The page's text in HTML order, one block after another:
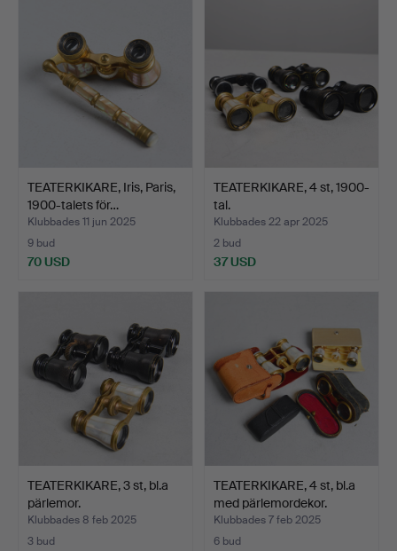
TEATERKIKARE, Iris, Paris,
1900-talets för…
Klubbades 11 jun 2025
9 bud
70 USD
TEATERKIKARE, 4 st, 1900-
tal.
Klubbades 22 apr 2025
2 bud
37 USD
TEATERKIKARE, 3 st, bl.a
pärlemor.
Klubbades 8 feb 2025
3 bud
TEATERKIKARE, 4 st, bl.a
med pärlemordekor.
Klubbades 7 feb 2025
6 bud